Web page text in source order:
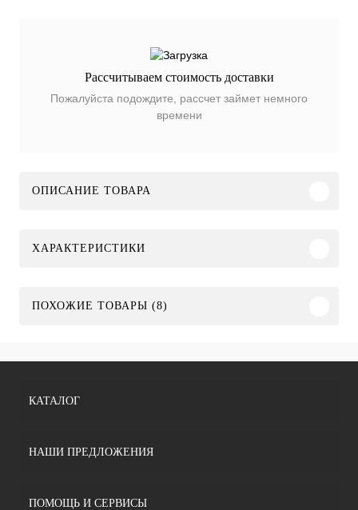
Рассчитываем стоимость доставки
Пожалуйста подождите, рассчет займет немного
времени
ОПИСАНИЕ ТОВАРА
ХАРАКТЕРИСТИКИ
ПОХОЖИЕ ТОВАРЫ (8)
КАТАЛОГ
НАШИ ПРЕДЛОЖЕНИЯ
ПОМОЩЬ И СЕРВИСЫ